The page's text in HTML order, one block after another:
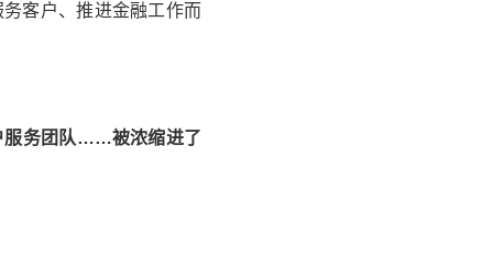
客户、推进金融工作而
服务团队……被浓缩进了